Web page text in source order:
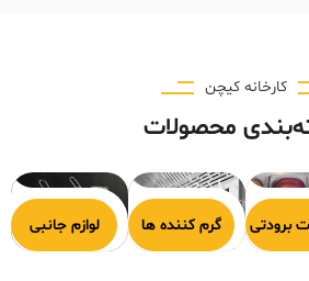
کارخانه کیچن
محصولات
برودتی گرم کننده ها لوازم جانبی